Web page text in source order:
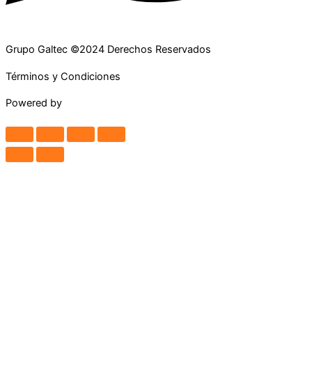
Grupo Galtec ©2024 Derechos Reservados
Términos y Condiciones
Powered by